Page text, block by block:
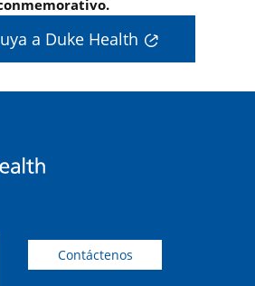
a Duke Health
Contáctenos